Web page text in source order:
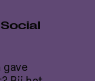
gave